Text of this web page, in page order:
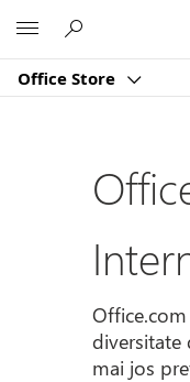
Office Store
diversitate
mai jos